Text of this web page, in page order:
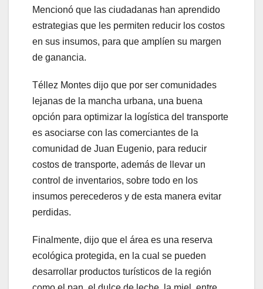
Mencionó que las ciudadanas han aprendido
estrategias que les permiten reducir los costos
en sus insumos, para que amplíen su margen
de ganancia.
Téllez Montes dijo que por ser comunidades
lejanas de la mancha urbana, una buena
opción para optimizar la logística del transporte
es asociarse con las comerciantes de la
comunidad de Juan Eugenio, para reducir
costos de transporte, además de llevar un
control de inventarios, sobre todo en los
insumos perecederos y de esta manera evitar
perdidas.
Finalmente, dijo que el área es una reserva
ecológica protegida, en la cual se pueden
desarrollar productos turísticos de la región